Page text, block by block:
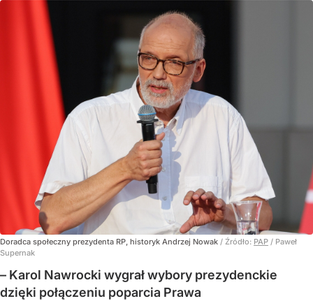
Doradca społeczny prezydenta RP, historyk Andrzej Nowak / Źródło: PAP / Paweł
Supernak
– Karol Nawrocki wygrał wybory prezydenckie
dzięki połączeniu poparcia Prawa